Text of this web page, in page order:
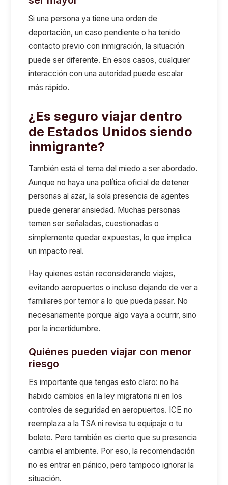
Si una persona ya tiene una orden de
deportación, un caso pendiente o ha tenido
contacto previo con inmigración, la situación
puede ser diferente. En esos casos, cualquier
interacción con una autoridad puede escalar
más rápido.
¿Es seguro viajar dentro
de Estados Unidos siendo
inmigrante?
También está el tema del miedo a ser abordado.
Aunque no haya una política oficial de detener
personas al azar, la sola presencia de agentes
puede generar ansiedad. Muchas personas
temen ser señaladas, cuestionadas o
simplemente quedar expuestas, lo que implica
un impacto real.
Hay quienes están reconsiderando viajes,
evitando aeropuertos o incluso dejando de ver a
familiares por temor a lo que pueda pasar. No
necesariamente porque algo vaya a ocurrir, sino
por la incertidumbre.
Quiénes pueden viajar con menor
riesgo
Es importante que tengas esto claro: no ha
habido cambios en la ley migratoria ni en los
controles de seguridad en aeropuertos. ICE no
reemplaza a la TSA ni revisa tu equipaje o tu
boleto. Pero también es cierto que su presencia
cambia el ambiente. Por eso, la recomendación
no es entrar en pánico, pero tampoco ignorar la
situación.